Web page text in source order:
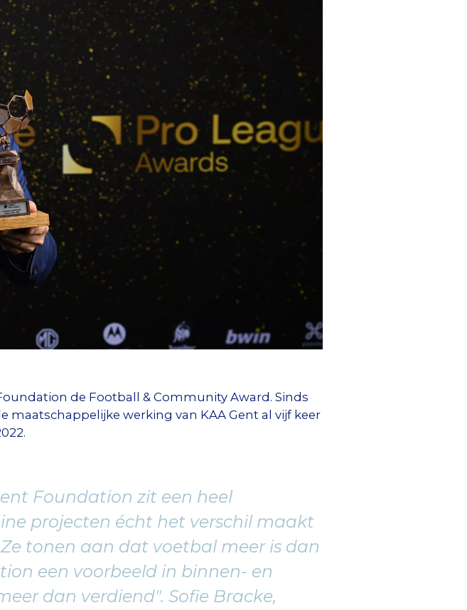
de Football & Community Award. Sinds
maatschappelijke werking van KAA Gent al vijf keer
Foundation zit een heel
projecten écht het verschil maakt
tonen aan dat voetbal meer is dan
een voorbeeld in binnen- en
dan verdiend". Sofie Bracke,